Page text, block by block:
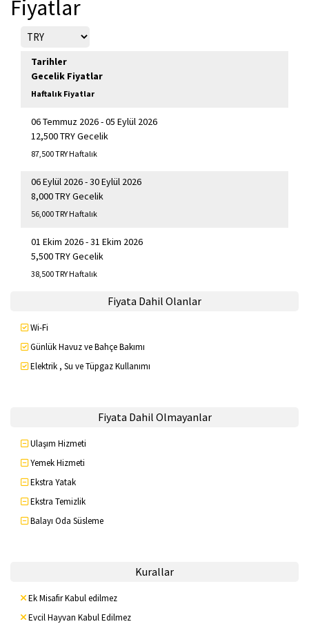
Fiyatlar
Tarihler
Gecelik Fiyatlar
Haftalık Fiyatlar
06 Temmuz 2026 - 05 Eylül 2026
12,500 TRY Gecelik
87,500 TRY Haftalık
06 Eylül 2026 - 30 Eylül 2026
8,000 TRY Gecelik
56,000 TRY Haftalık
01 Ekim 2026 - 31 Ekim 2026
5,500 TRY Gecelik
38,500 TRY Haftalık
Fiyata Dahil Olanlar
Wi-Fi
Günlük Havuz ve Bahçe Bakımı
Elektrik , Su ve Tüpgaz Kullanımı
Fiyata Dahil Olmayanlar
Ulaşım Hizmeti
Yemek Hizmeti
Ekstra Yatak
Ekstra Temizlik
Balayı Oda Süsleme
Kurallar
Ek Misafir Kabul edilmez
Evcil Hayvan Kabul Edilmez